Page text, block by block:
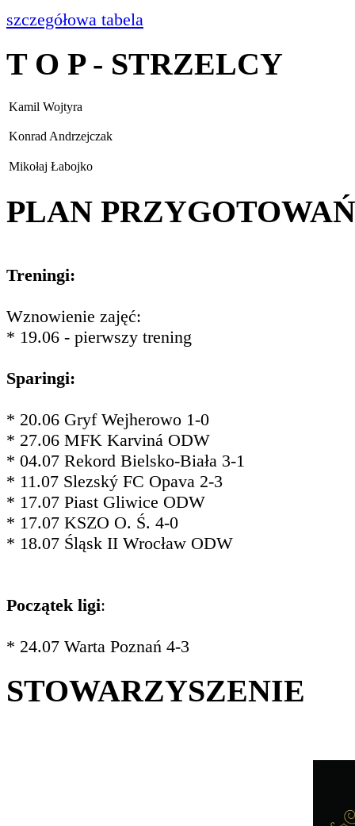
szczegółowa tabela
T O P - STRZELCY
Kamil Wojtyra
Konrad Andrzejczak
Mikołaj Łabojko
PLAN PRZYGOTOWAŃ
Treningi:
Wznowienie zajęć:
* 19.06 - pierwszy trening
Sparingi:
* 20.06 Gryf Wejherowo 1-0
* 27.06 MFK Karviná ODW
* 04.07 Rekord Bielsko-Biała 3-1
* 11.07 Slezský FC Opava 2-3
* 17.07 Piast Gliwice ODW
* 17.07 KSZO O. Ś. 4-0
* 18.07 Śląsk II Wrocław ODW
Początek ligi:
* 24.07 Warta Poznań 4-3
STOWARZYSZENIE